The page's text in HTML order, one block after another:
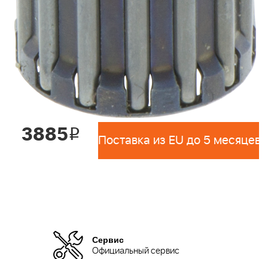
3885i Поставка из EU до 5 месяцев
Сервис
Официальный сервис